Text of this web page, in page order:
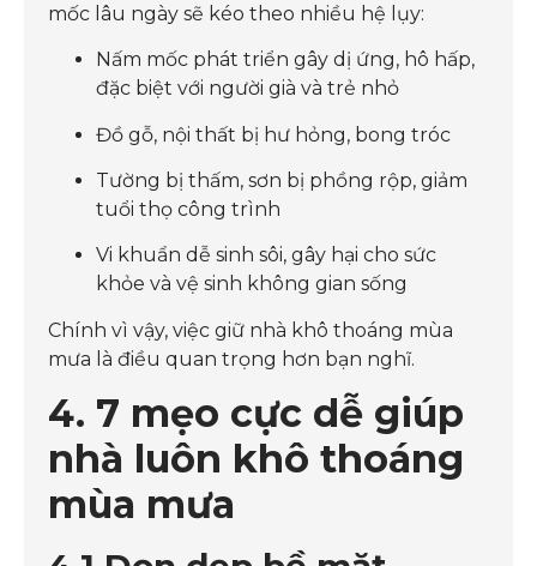
mốc lâu ngày sẽ kéo theo nhiều hệ lụy:
Nấm mốc phát triển gây dị ứng, hô hấp,
đặc biệt với người già và trẻ nhỏ
Đồ gỗ, nội thất bị hư hỏng, bong tróc
Tường bị thấm, sơn bị phồng rộp, giảm
tuổi thọ công trình
Vi khuẩn dễ sinh sôi, gây hại cho sức
khỏe và vệ sinh không gian sống
Chính vì vậy, việc giữ nhà khô thoáng mùa
mưa là điều quan trọng hơn bạn nghĩ.
4. 7 mẹo cực dễ giúp
nhà luôn khô thoáng
mùa mưa